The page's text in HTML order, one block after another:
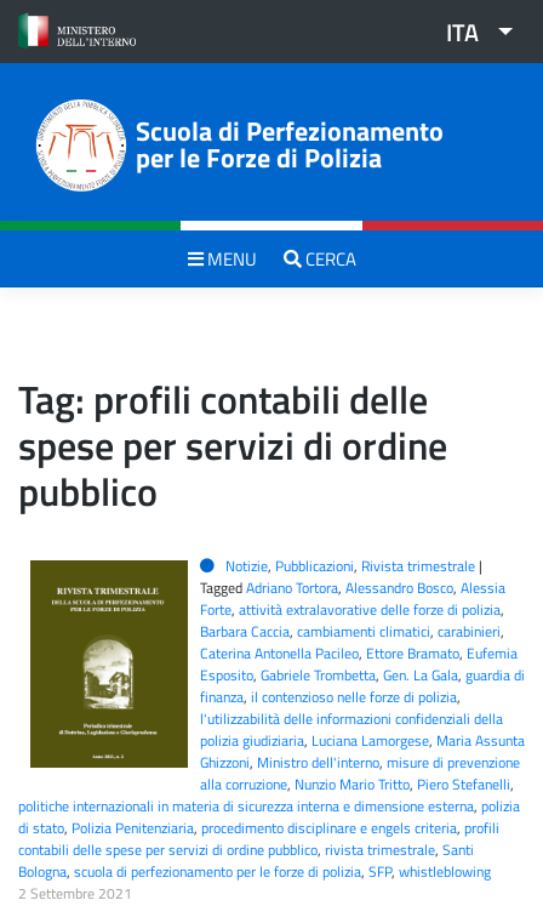
Skip
content
ITA
Scuola di Perfezionamento
per le Forze di Polizia
MENU CERCA
Tag: profili contabili delle
spese per servizi di ordine
pubblico
Notizie, Pubblicazioni, Rivista trimestrale |
TaggedAdriano Tortora, Alessandro Bosco, Alessia
Forte, attività extralavorative delle forze di polizia,
Barbara Caccia, cambiamenti climatici, carabinieri,
Caterina Antonella Pacileo, Ettore Bramato, Eufemia
Esposito, Gabriele Trombetta, Gen. La Gala, guardia di
finanza, il contenzioso nelle forze di polizia,
l'utilizzabilità delle informazioni confidenziali della
polizia giudiziaria, Luciana Lamorgese, Maria Assunta
Ghizzoni, Ministro dell'interno, misure di prevenzione
alla corruzione, Nunzio Mario Tritto, Piero Stefanelli,
politiche internazionali in materia di sicurezza interna e dimensione esterna, polizia
di stato, Polizia Penitenziaria, procedimento disciplinare e engels criteria, profili
contabili delle spese per servizi di ordine pubblico, rivista trimestrale, Santi
Bologna, scuola di perfezionamento per le forze di polizia, SFP, whistleblowing
2 Settembre 2021